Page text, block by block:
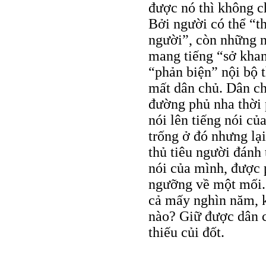
được nó thì không
Bởi người có thể
người”, còn những
mang tiếng “sở
“phản biện” nội bộ
mất dân chủ. Dân
đường phủ nha thời
nói lên tiếng nói
trống ở đó nhưng
thủ tiêu người
nói của mình, được
ngưỡng về một
cả mấy nghìn năm,
nào? Giữ được
thiếu củi đốt.